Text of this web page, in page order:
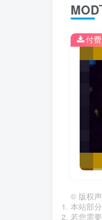
付
© 版权
本站部
若您需